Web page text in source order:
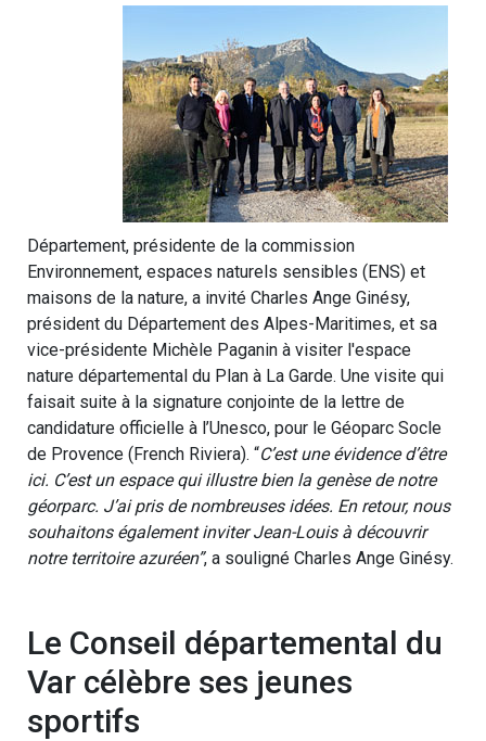
Département, présidente de la commission
Environnement, espaces naturels sensibles (ENS) et
maisons de la nature, a invité Charles Ange Ginésy,
président du Département des Alpes-Maritimes, et sa
vice-présidente Michèle Paganin à visiter l'espace
nature départemental du Plan à La Garde. Une visite qui
faisait suite à la signature conjointe de la lettre de
candidature officielle à l’Unesco, pour le Géoparc Socle
de Provence (French Riviera). “C’est une évidence d’être
ici. C’est un espace qui illustre bien la genèse de notre
géorparc. J’ai pris de nombreuses idées. En retour, nous
souhaitons également inviter Jean-Louis à découvrir
notre territoire azuréen”, a souligné Charles Ange Ginésy.
Le Conseil départemental du
Var célèbre ses jeunes
sportifs